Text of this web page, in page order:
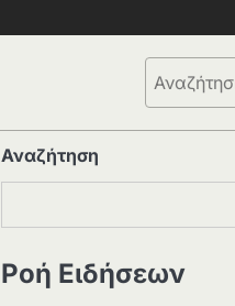
Αναζήτηση
για:
Αναζήτηση
Ροή Ειδήσεων